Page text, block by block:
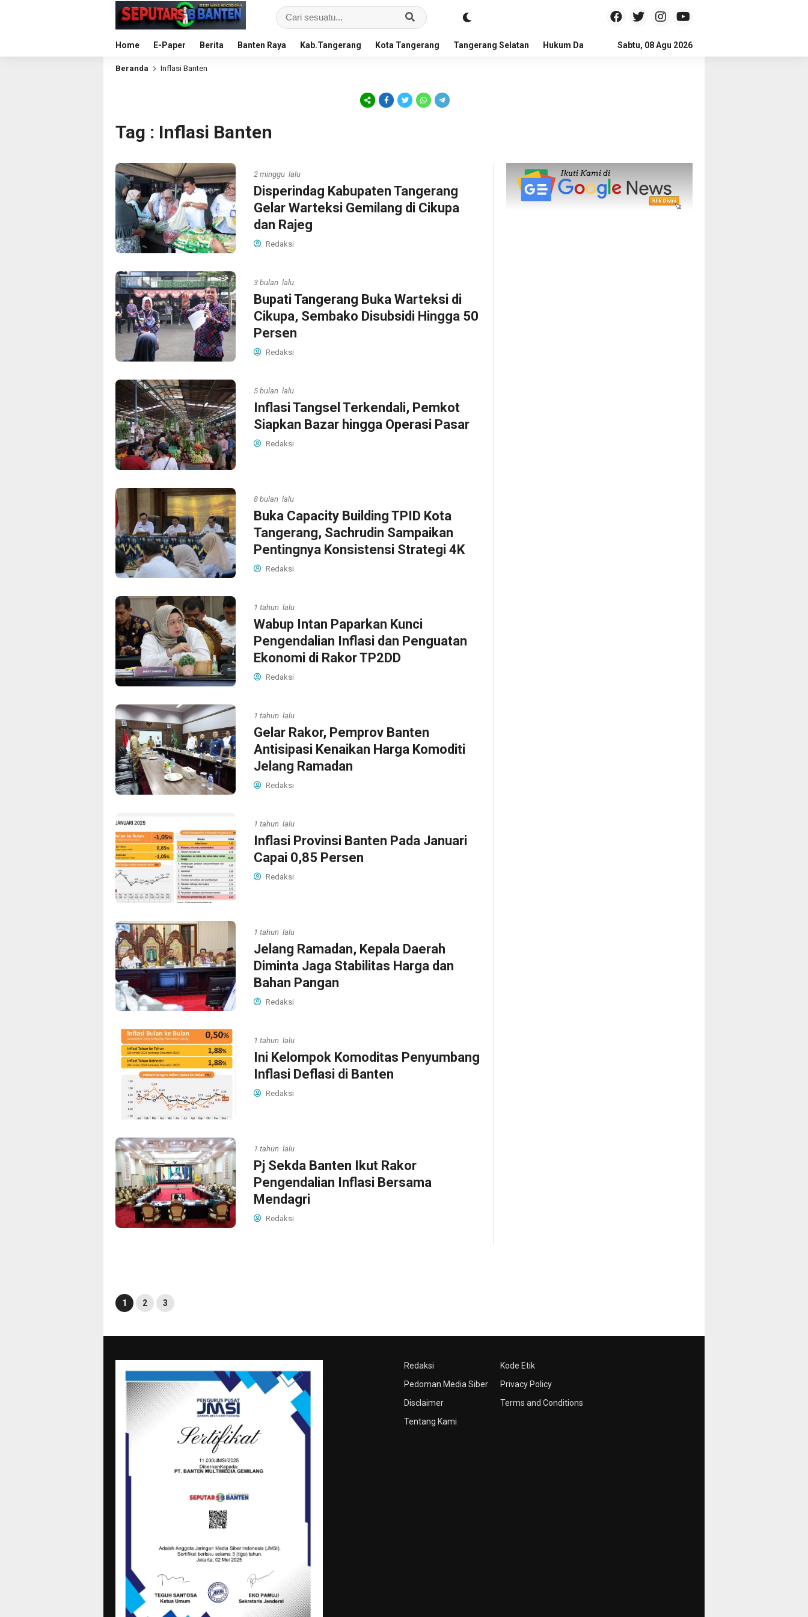
Home E-Paper Berita Banten Raya Kab.Tangerang Kota Tangerang Tangerang Selatan Hukum Dan Kriminal Politik Pendidikan
Sabtu, 08 Agu 2026
Beranda Inflasi Banten
Tag : Inflasi Banten
2 minggu lalu
Disperindag Kabupaten Tangerang
Gelar Warteksi Gemilang di Cikupa
dan Rajeg
Redaksi
3 bulan lalu
Bupati Tangerang Buka Warteksi di
Cikupa, Sembako Disubsidi Hingga 50
Persen
Redaksi
5 bulan lalu
Inflasi Tangsel Terkendali, Pemkot
Siapkan Bazar hingga Operasi Pasar
Redaksi
8 bulan lalu
Buka Capacity Building TPID Kota
Tangerang, Sachrudin Sampaikan
Pentingnya Konsistensi Strategi 4K
Redaksi
1 tahun lalu
Wabup Intan Paparkan Kunci
Pengendalian Inflasi dan Penguatan
Ekonomi di Rakor TP2DD
Redaksi
1 tahun lalu
Gelar Rakor, Pemprov Banten
Antisipasi Kenaikan Harga Komoditi
Jelang Ramadan
Redaksi
1 tahun lalu
Inflasi Provinsi Banten Pada Januari
Capai 0,85 Persen
Redaksi
1 tahun lalu
Jelang Ramadan, Kepala Daerah
Diminta Jaga Stabilitas Harga dan
Bahan Pangan
Redaksi
1 tahun lalu
Ini Kelompok Komoditas Penyumbang
Inflasi Deflasi di Banten
Redaksi
1 tahun lalu
Pj Sekda Banten Ikut Rakor
Pengendalian Inflasi Bersama
Mendagri
Redaksi
1 2 3
Redaksi
Pedoman Media Siber
Disclaimer
Tentang Kami
Kode Etik
Privacy Policy
Terms and Conditions